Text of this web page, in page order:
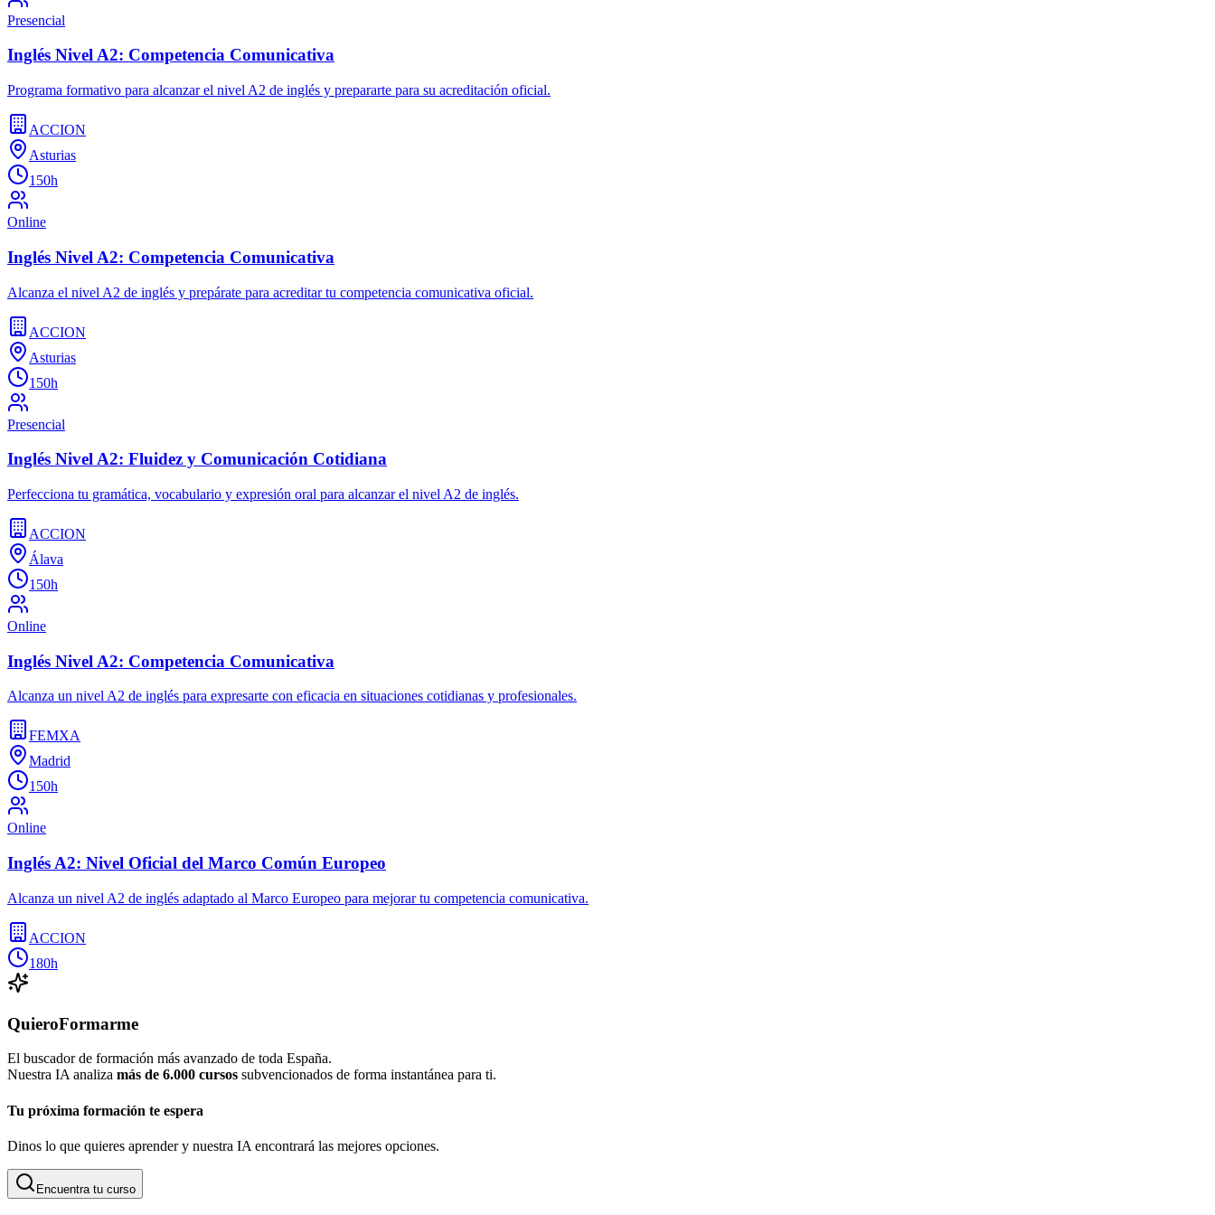
Presencial
Inglés Nivel A2: Competencia Comunicativa
Programa formativo para alcanzar el nivel A2 de inglés y prepararte para su acreditación oficial.
ACCION
Asturias
150h
Online
Inglés Nivel A2: Competencia Comunicativa
Alcanza el nivel A2 de inglés y prepárate para acreditar tu competencia comunicativa oficial.
ACCION
Asturias
150h
Presencial
Inglés Nivel A2: Fluidez y Comunicación Cotidiana
Perfecciona tu gramática, vocabulario y expresión oral para alcanzar el nivel A2 de inglés.
ACCION
Álava
150h
Online
Inglés Nivel A2: Competencia Comunicativa
Alcanza un nivel A2 de inglés para expresarte con eficacia en situaciones cotidianas y profesionales.
FEMXA
Madrid
150h
Online
Inglés A2: Nivel Oficial del Marco Común Europeo
Alcanza un nivel A2 de inglés adaptado al Marco Europeo para mejorar tu competencia comunicativa.
ACCION
180h
QuieroFormarme
El buscador de formación más avanzado de toda España.
Nuestra IA analiza más de 6.000 cursos subvencionados de forma instantánea para ti.
Tu próxima formación te espera
Dinos lo que quieres aprender y nuestra IA encontrará las mejores opciones.
Encuentra tu curso